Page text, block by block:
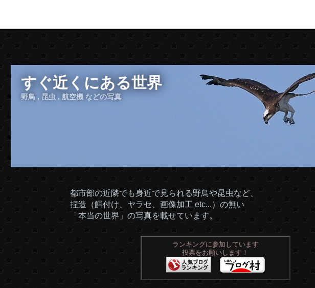
すぐ近くにある世界
野鳥 , 昆虫 , 航空機 などの写真
都市部の近隣でも身近で見られる野鳥や昆虫など、
捏造（餌付け、ヤラセ、画像加工 etc...）の無い
「本当の世界」の写真を載せています。
ランキングに参加しています
投票をお願いします！